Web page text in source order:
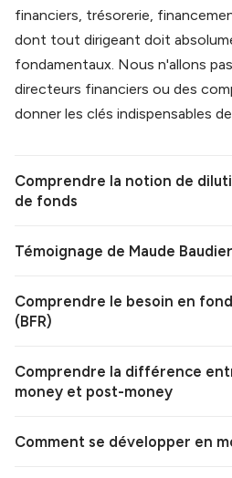
financiers, trésorerie,
dont tout dirigeant doit
fondamentaux. Nous n'allons
directeurs financiers ou des
donner les clés indispensables
Comprendre la notion de
de fonds
Témoignage de Maude
Comprendre le besoin en
(BFR)
Comprendre la différence
money et post-money
Comment se développer en